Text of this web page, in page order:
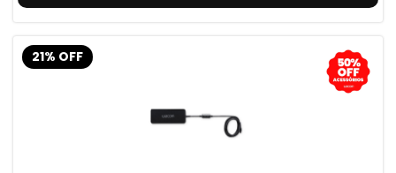
21% OFF